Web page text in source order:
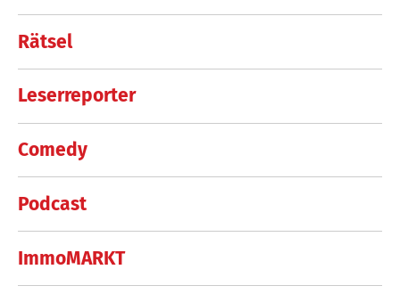
Rätsel
Leserreporter
Comedy
Podcast
ImmoMARKT